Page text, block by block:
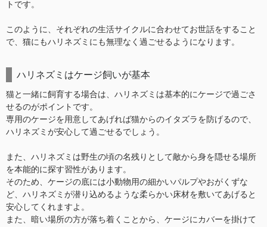
トです。
このように、それぞれの生活サイクルに合わせてお世話をすること
で、猫にもハリネズミにも無理なく過ごせるようになります。
ハリネズミはケージ飼いが基本
猫と一緒に飼育する場合は、ハリネズミは基本的にケージで過ごさ
せるのがポイントです。
専用のケージを用意してあげれば猫からのイタズラを防げるので、
ハリネズミが安心して過ごせるでしょう。
また、ハリネズミは野生の頃の名残りとして敵から身を隠せる場所
を本能的に探す習性があります。
そのため、ケージの底には小動物用の細かいパルプやおがくずな
ど、ハリネズミが潜り込めるような柔らかい床材を敷いてあげると
安心してくれますよ。
また、暗い場所の方が落ち着くことから、ケージにカバーを掛けて